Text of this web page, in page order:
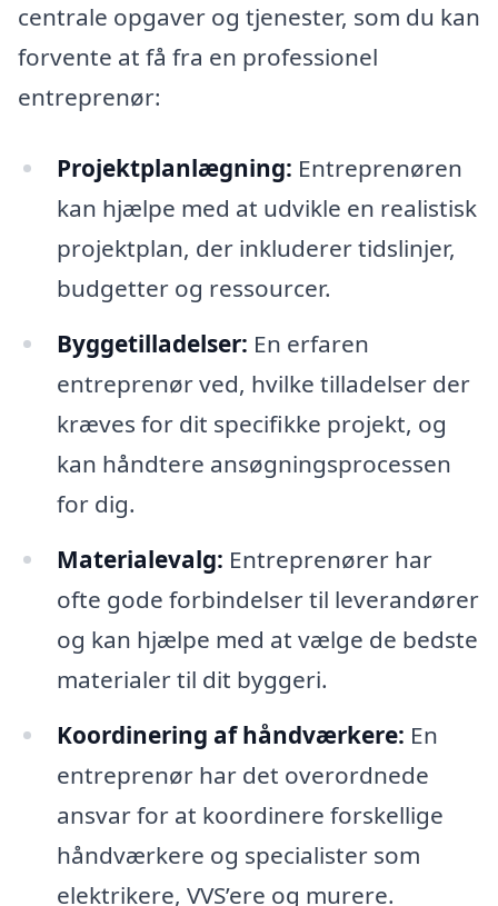
centrale opgaver og tjenester, som du kan
forvente at få fra en professionel
entreprenør:
Projektplanlægning: Entreprenøren
kan hjælpe med at udvikle en realistisk
projektplan, der inkluderer tidslinjer,
budgetter og ressourcer.
Byggetilladelser: En erfaren
entreprenør ved, hvilke tilladelser der
kræves for dit specifikke projekt, og
kan håndtere ansøgningsprocessen
for dig.
Materialevalg: Entreprenører har
ofte gode forbindelser til leverandører
og kan hjælpe med at vælge de bedste
materialer til dit byggeri.
Koordinering af håndværkere: En
entreprenør har det overordnede
ansvar for at koordinere forskellige
håndværkere og specialister som
elektrikere, VVS’ere og murere.